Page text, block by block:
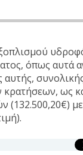
όπως αυτά
ως
(132.500,20€)